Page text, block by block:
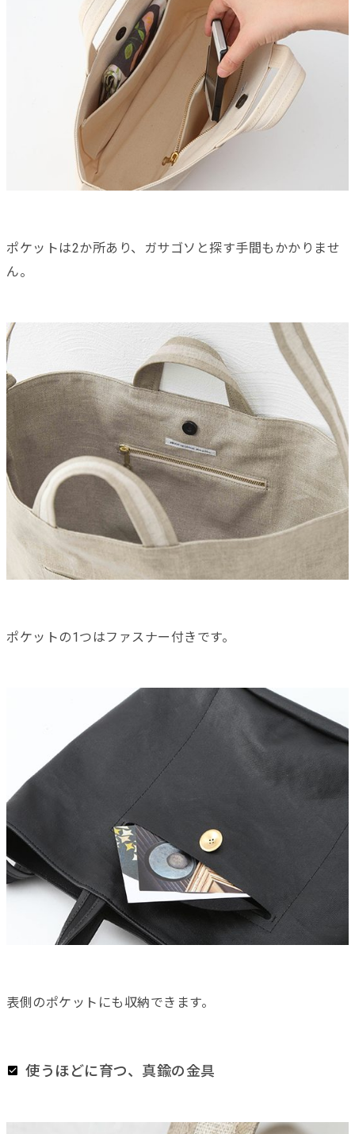
ポケットは2か所あり、ガサゴソと探す手間もかかりませ
ん。
ポケットの1つはファスナー付きです。
表側のポケットにも収納できます。
使うほどに育つ、真鍮の金具